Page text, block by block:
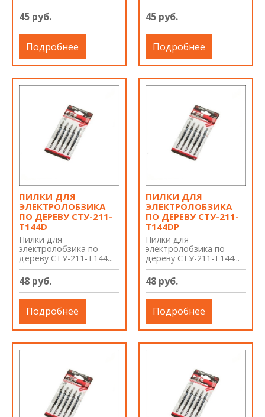
45 руб.
Подробнее
45 руб.
Подробнее
ПИЛКИ ДЛЯ
ЭЛЕКТРОЛОБЗИКА
ПО ДЕРЕВУ СТУ-211-
T144D
Пилки для
электролобзика по
дереву СТУ-211-T144...
48 руб.
Подробнее
ПИЛКИ ДЛЯ
ЭЛЕКТРОЛОБЗИКА
ПО ДЕРЕВУ СТУ-211-
T144DP
Пилки для
электролобзика по
дереву СТУ-211-T144...
48 руб.
Подробнее